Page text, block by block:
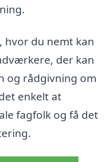
hvor du nemt kan
der kan
og rådgivning om
enkelt at
fagfolk og få det